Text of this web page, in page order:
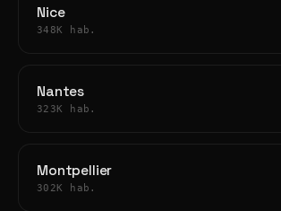
Nice
348K hab.
Nantes
323K hab.
Montpellier
302K hab.